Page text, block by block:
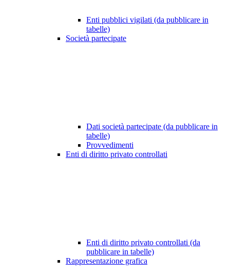
Enti pubblici vigilati (da pubblicare in
tabelle)
Società partecipate
Dati società partecipate (da pubblicare in
tabelle)
Provvedimenti
Enti di diritto privato controllati
Enti di diritto privato controllati (da
pubblicare in tabelle)
Rappresentazione grafica